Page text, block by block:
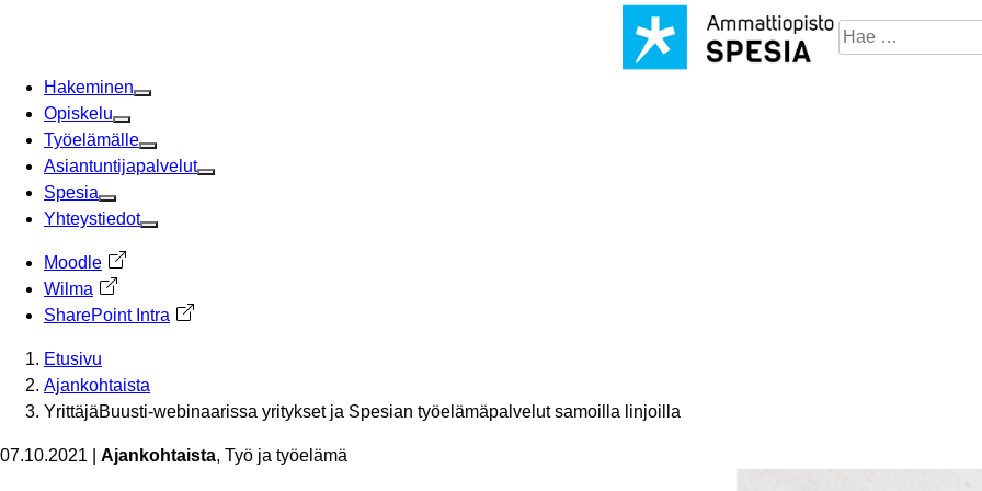
Hae
sivustosta
Hakeminen
Opiskelu
Työelämälle
Asiantuntijapalvelut
Spesia
Yhteystiedot
Moodle Avautuu uuteen välilehteen
Wilma Avautuu uuteen välilehteen
SharePoint Intra Avautuu uuteen välilehteen
Etusivu
Ajankohtaista
YrittäjäBuusti-webinaarissa yritykset ja Spesian työelämäpalvelut samoilla linjoilla
07.10.2021 Ajankohtaista, Työ ja työelämä